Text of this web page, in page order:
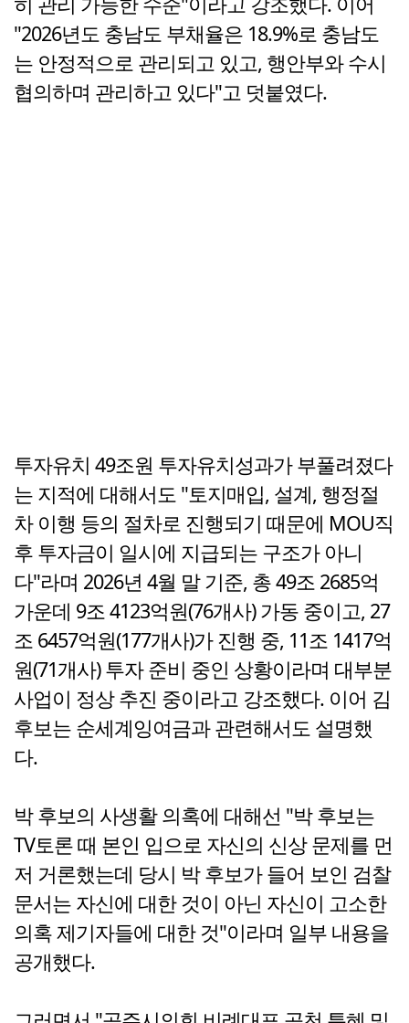
"2026년도 충남도 부채율은 18.9%로 충남도
는 안정적으로 관리되고 있고, 행안부와 수시
협의하며 관리하고 있다"고 덧붙였다.
투자유치 49조원 투자유치성과가 부풀려졌다
는 지적에 대해서도 "토지매입, 설계, 행정절
차 이행 등의 절차로 진행되기 때문에 MOU직
후 투자금이 일시에 지급되는 구조가 아니
다"라며 2026년 4월 말 기준, 총 49조 2685억
가운데 9조 4123억원(76개사) 가동 중이고, 27
조 6457억원(177개사)가 진행 중, 11조 1417억
원(71개사) 투자 준비 중인 상황이라며 대부분
사업이 정상 추진 중이라고 강조했다. 이어 김
후보는 순세계잉여금과 관련해서도 설명했
다.
박 후보의 사생활 의혹에 대해선 "박 후보는
TV토론 때 본인 입으로 자신의 신상 문제를 먼
저 거론했는데 당시 박 후보가 들어 보인 검찰
문서는 자신에 대한 것이 아닌 자신이 고소한
의혹 제기자들에 대한 것"이라며 일부 내용을
공개했다.